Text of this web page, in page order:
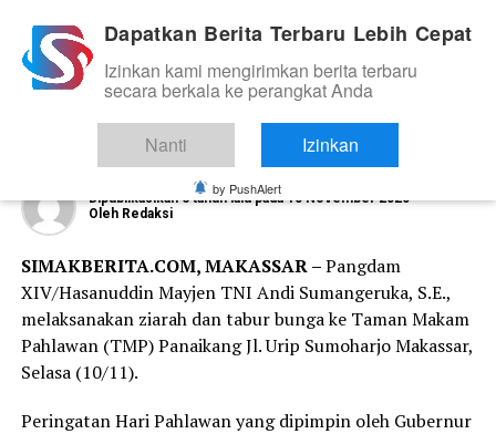
TNI
Peringati Hari Pahlawan Pangdam
Hasanuddin Ziarah ke TMP Panaikang
Dipublikasikan 6 tahun lalu pada 10 November 2020
Oleh Redaksi
SIMAKBERITA.COM, MAKASSAR –Pangdam
XIV/Hasanuddin Mayjen TNI Andi Sumangeruka, S.E.,
melaksanakan ziarah dan tabur bunga ke Taman Makam
Pahlawan (TMP) Panaikang Jl. Urip Sumoharjo Makassar,
Selasa (10/11).
Peringatan Hari Pahlawan yang dipimpin oleh Gubernur
Dapatkan Berita Terbaru Lebih Cepat
Izinkan kami mengirimkan berita terbaru
secara berkala ke perangkat Anda
Nanti Izinkan
by PushAlert